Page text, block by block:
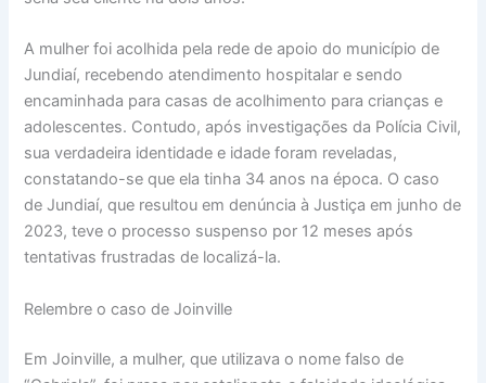
A mulher foi acolhida pela rede de apoio do município de
Jundiaí, recebendo atendimento hospitalar e sendo
encaminhada para casas de acolhimento para crianças e
adolescentes. Contudo, após investigações da Polícia Civil,
sua verdadeira identidade e idade foram reveladas,
constatando-se que ela tinha 34 anos na época. O caso
de Jundiaí, que resultou em denúncia à Justiça em junho de
2023, teve o processo suspenso por 12 meses após
tentativas frustradas de localizá-la.
Relembre o caso de Joinville
Em Joinville, a mulher, que utilizava o nome falso de